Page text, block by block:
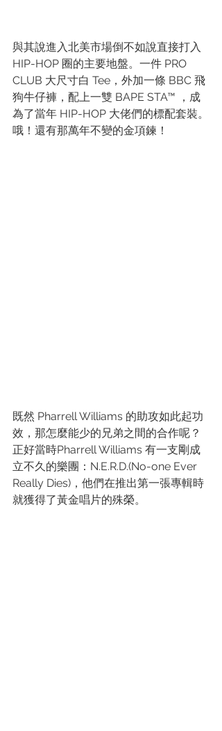
與其說進入北美市場倒不如說直接打入
HIP-HOP 圈的主要地盤。一件 PRO
CLUB 大尺寸白 Tee，外加一條 BBC 飛
狗牛仔褲，配上一雙 BAPE STA™ ，成
為了當年 HIP-HOP 大佬們的標配套裝。
哦！還有那萬年不變的金項鍊！
既然 Pharrell Williams 的助攻如此起功
效，那怎麼能少的兄弟之間的合作呢？
正好當時Pharrell Williams 有一支剛成
立不久的樂團：N.E.R.D.(No-one Ever
Really Dies)，他們在推出第一張專輯時
就獲得了黃金唱片的殊榮。